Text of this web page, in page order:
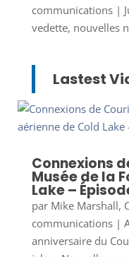
communications|
vedette, nouvelles
Lastest
Connexions
Musée de la
Lake –
par Mike Marshall,
communications|
anniversaire du